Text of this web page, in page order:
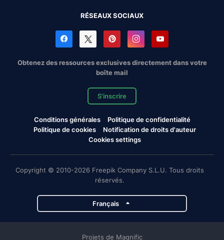
RÉSEAUX SOCIAUX
Obtenez des ressources exclusives directement dans votre
boîte mail
S'inscrire
Conditions générales
Politique de confidentialité
Politique de cookies
Notification de droits d'auteur
Cookies settings
Copyright © 2010-2026 Freepik Company S.L.U. Tous droits
réservés.
Français
Projets de Magnific